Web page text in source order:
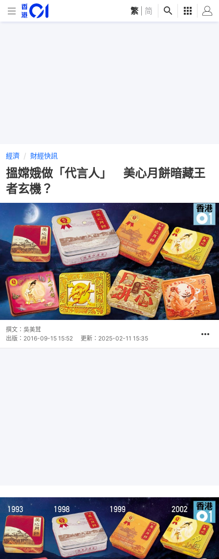
繁 简
經濟 財經快訊
搵嫦娥做「代言人」 美心月餅暗藏王
者玄機？
撰文： 吳美茸
出版： 2016-09-15 15:52 更新： 2025-02-11 15:35